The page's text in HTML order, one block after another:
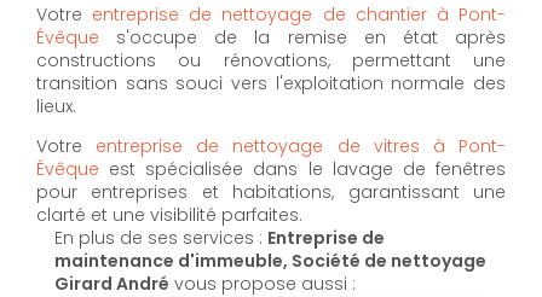
Votre entreprise de nettoyage de chantier à Pont-
Évêque s'occupe de la remise en état après
constructions ou rénovations, permettant une
transition sans souci vers l'exploitation normale des
lieux.
Votre entreprise de nettoyage de vitres à Pont-
Évêque est spécialisée dans le lavage de fenêtres
pour entreprises et habitations, garantissant une
clarté et une visibilité parfaites.
En plus de ses services : Entreprise de
maintenance d'immeuble, Société de nettoyage
Girard André vous propose aussi :